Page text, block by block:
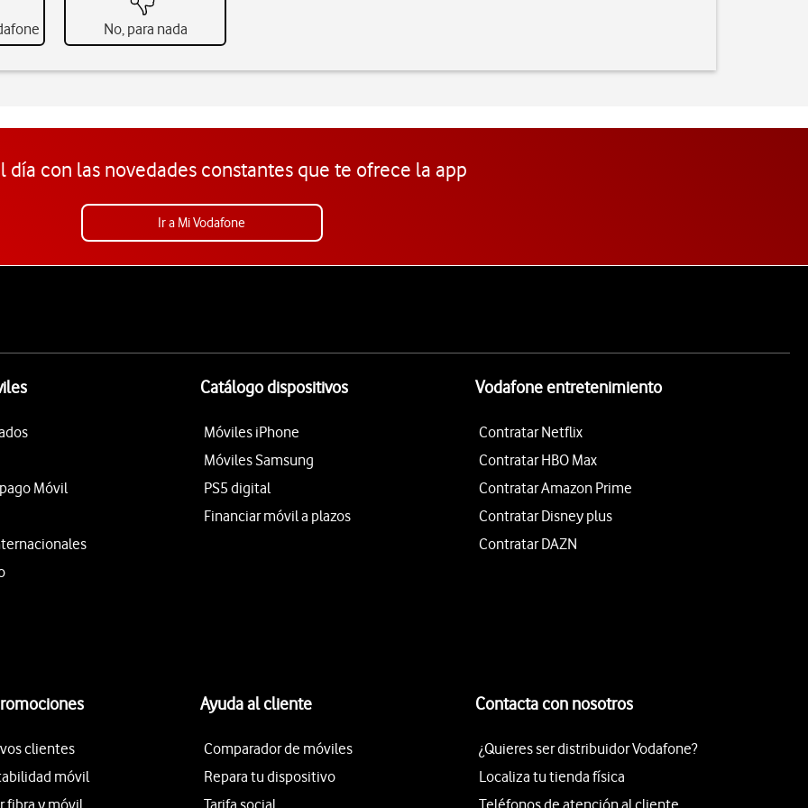
No, para nada
día con las novedades constantes que te ofrece la app
Ir a Mi Vodafone
Móvil
Catálogo dispositivos
Móviles iPhone
Móviles Samsung
PS5 digital
Financiar móvil a plazos
Vodafone entretenimiento
Contratar Netflix
Contratar HBO Max
Contratar Amazon Prime
Contratar Disney plus
Contratar DAZN
clientes
móvil
fibra y móvil
Ayuda al cliente
Comparador de móviles
Repara tu dispositivo
Tarifa social
Contacta con nosotros
¿Quieres ser distribuidor Vodafone?
Localiza tu tienda física
Teléfonos de atención al cliente